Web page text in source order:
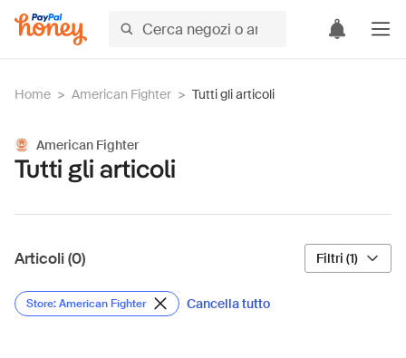
Home > American Fighter > Tutti gli articoli
American Fighter
Tutti gli articoli
Articoli (0) Filtri (1)
Store: American Fighter Cancella tutto